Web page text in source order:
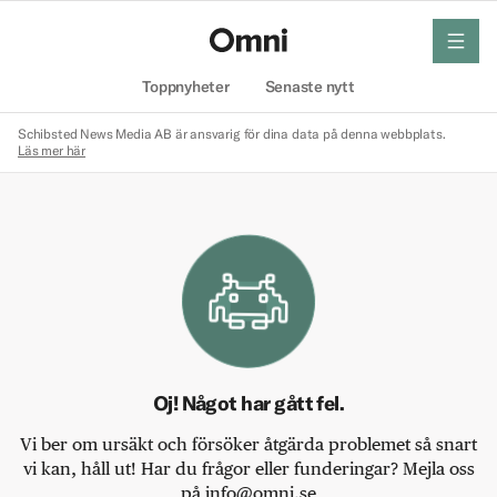
Toppnyheter Senaste nytt
meny
Schibsted News Media AB är ansvarig för dina data på denna webbplats.
Läs mer här
Oj! Något har gått fel.
Vi ber om ursäkt och försöker åtgärda problemet så snart
vi kan, håll ut! Har du frågor eller funderingar? Mejla oss